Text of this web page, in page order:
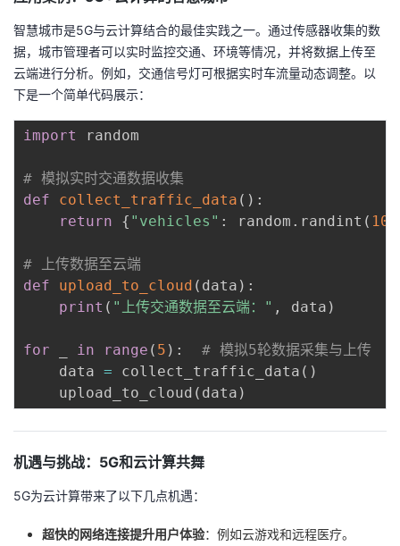
智慧城市是5G与云计算结合的最佳实践之一。通过传感器收集的数
据，城市管理者可以实时监控交通、环境等情况，并将数据上传至
云端进行分析。例如，交通信号灯可根据实时车流量动态调整。以
下是一个简单代码展示：
import random
# 模拟实时交通数据收集
def
collect_traffic_data ( ) :
return
{ "vehicles" : random . randint ( 10
# 上传数据至云端
def
upload_to_cloud ( data ) :
print ( "上传交通数据至云端：" , data )
for in range ( 5 ) :
# 模拟5轮数据采集与上传
    data
= collect_traffic_data ( )
    upload_to_cloud
( data )
机遇与挑战：5G和云计算共舞
5G为云计算带来了以下几点机遇：
超快的网络连接提升用户体验：例如云游戏和远程医疗。